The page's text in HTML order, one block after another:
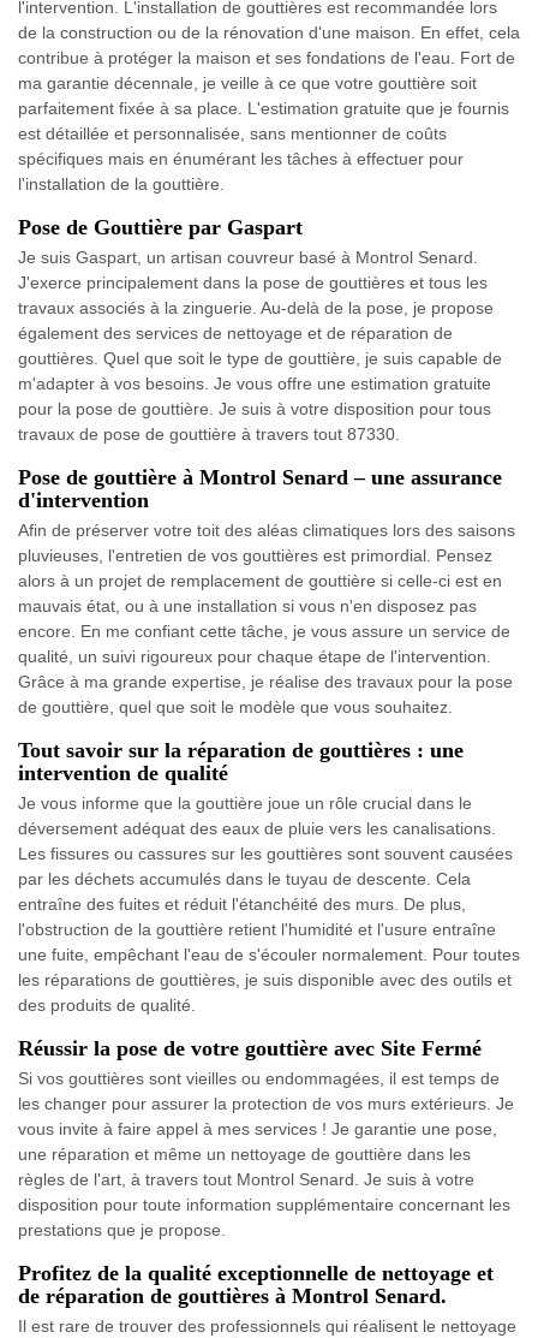
l'intervention. L'installation de gouttières est recommandée lors
de la construction ou de la rénovation d'une maison. En effet, cela
contribue à protéger la maison et ses fondations de l'eau. Fort de
ma garantie décennale, je veille à ce que votre gouttière soit
parfaitement fixée à sa place. L'estimation gratuite que je fournis
est détaillée et personnalisée, sans mentionner de coûts
spécifiques mais en énumérant les tâches à effectuer pour
l'installation de la gouttière.
Pose de Gouttière par Gaspart
Je suis Gaspart, un artisan couvreur basé à Montrol Senard.
J'exerce principalement dans la pose de gouttières et tous les
travaux associés à la zinguerie. Au-delà de la pose, je propose
également des services de nettoyage et de réparation de
gouttières. Quel que soit le type de gouttière, je suis capable de
m'adapter à vos besoins. Je vous offre une estimation gratuite
pour la pose de gouttière. Je suis à votre disposition pour tous
travaux de pose de gouttière à travers tout 87330.
Pose de gouttière à Montrol Senard – une assurance
d'intervention
Afin de préserver votre toit des aléas climatiques lors des saisons
pluvieuses, l'entretien de vos gouttières est primordial. Pensez
alors à un projet de remplacement de gouttière si celle-ci est en
mauvais état, ou à une installation si vous n'en disposez pas
encore. En me confiant cette tâche, je vous assure un service de
qualité, un suivi rigoureux pour chaque étape de l'intervention.
Grâce à ma grande expertise, je réalise des travaux pour la pose
de gouttière, quel que soit le modèle que vous souhaitez.
Tout savoir sur la réparation de gouttières : une
intervention de qualité
Je vous informe que la gouttière joue un rôle crucial dans le
déversement adéquat des eaux de pluie vers les canalisations.
Les fissures ou cassures sur les gouttières sont souvent causées
par les déchets accumulés dans le tuyau de descente. Cela
entraîne des fuites et réduit l'étanchéité des murs. De plus,
l'obstruction de la gouttière retient l'humidité et l'usure entraîne
une fuite, empêchant l'eau de s'écouler normalement. Pour toutes
les réparations de gouttières, je suis disponible avec des outils et
des produits de qualité.
Réussir la pose de votre gouttière avec Site Fermé
Si vos gouttières sont vieilles ou endommagées, il est temps de
les changer pour assurer la protection de vos murs extérieurs. Je
vous invite à faire appel à mes services ! Je garantie une pose,
une réparation et même un nettoyage de gouttière dans les
règles de l'art, à travers tout Montrol Senard. Je suis à votre
disposition pour toute information supplémentaire concernant les
prestations que je propose.
Profitez de la qualité exceptionnelle de nettoyage et
de réparation de gouttières à Montrol Senard.
Il est rare de trouver des professionnels qui réalisent le nettoyage